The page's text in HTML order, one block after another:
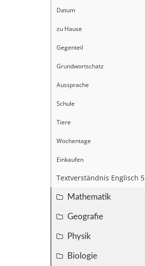
Datum
zu Hause
Gegenteil
Grundwortschatz
Aussprache
Schule
Tiere
Wochentage
Einkaufen
Textverständnis Englisch 5
Mathematik
Geografie
Physik
Biologie